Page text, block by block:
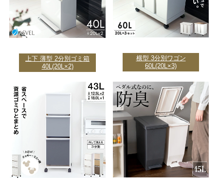
上下 薄型 2分別ゴミ箱
40L(20L×2)
横型 3分別ワゴン
60L(20L×3)